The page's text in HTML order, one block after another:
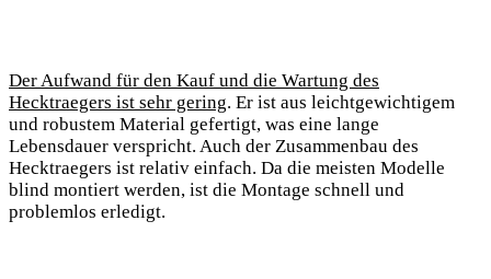
Der Aufwand für den Kauf und die Wartung des
Hecktraegers ist sehr gering. Er ist aus leichtgewichtigem
und robustem Material gefertigt, was eine lange
Lebensdauer verspricht. Auch der Zusammenbau des
Hecktraegers ist relativ einfach. Da die meisten Modelle
blind montiert werden, ist die Montage schnell und
problemlos erledigt.